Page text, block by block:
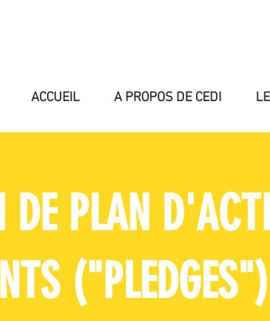
ACCUEIL A PROPOS DE CEDI
DE PLAN